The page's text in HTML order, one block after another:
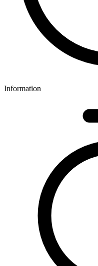
Information